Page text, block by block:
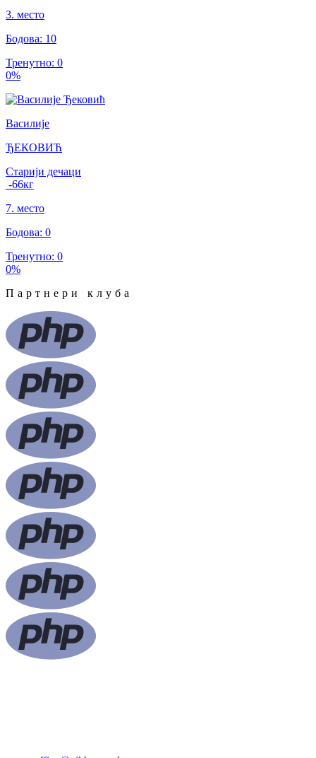
3. место
Бодова: 10
Тренутно: 0
0%
Василије
ЂЕКОВИЋ
Старији дечаци
-66кг
7. место
Бодова: 0
Тренутно: 0
0%
Партнери клуба